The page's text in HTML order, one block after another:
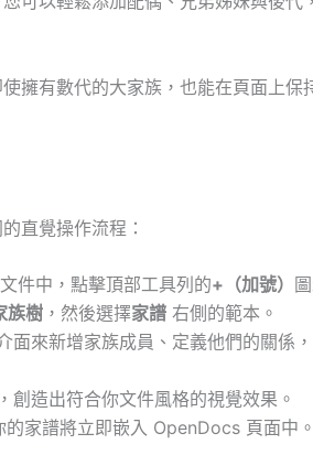
擁有數代的大家族，也能在頁面上保
直覺操作流程：
件中，點擊頂部工具列的+（加號）
族樹 ，然後選擇家譜 右側的範本。
面來新增家族成員、定義他們的關係
創造出符合你文件風格的視覺效果。
的家譜將立即嵌入 OpenDocs 頁面中。